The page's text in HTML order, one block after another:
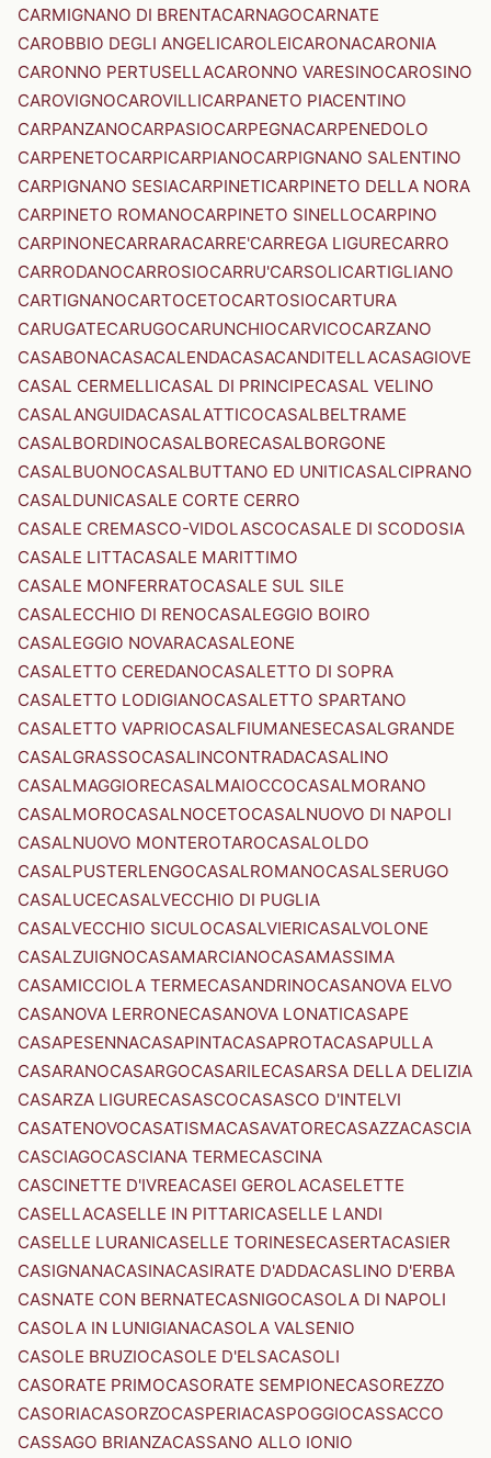
CARMIGNANO DI BRENTACARNAGOCARNATE
CAROBBIO DEGLI ANGELICAROLEICARONACARONIA
CARONNO PERTUSELLACARONNO VARESINOCAROSINO
CAROVIGNOCAROVILLICARPANETO PIACENTINO
CARPANZANOCARPASIOCARPEGNACARPENEDOLO
CARPENETOCARPICARPIANOCARPIGNANO SALENTINO
CARPIGNANO SESIACARPINETICARPINETO DELLA NORA
CARPINETO ROMANOCARPINETO SINELLOCARPINO
CARPINONECARRARACARRE'CARREGA LIGURECARRO
CARRODANOCARROSIOCARRU'CARSOLICARTIGLIANO
CARTIGNANOCARTOCETOCARTOSIOCARTURA
CARUGATECARUGOCARUNCHIOCARVICOCARZANO
CASABONACASACALENDACASACANDITELLACASAGIOVE
CASAL CERMELLICASAL DI PRINCIPECASAL VELINO
CASALANGUIDACASALATTICOCASALBELTRAME
CASALBORDINOCASALBORECASALBORGONE
CASALBUONOCASALBUTTANO ED UNITICASALCIPRANO
CASALDUNICASALE CORTE CERRO
CASALE CREMASCO-VIDOLASCOCASALE DI SCODOSIA
CASALE LITTACASALE MARITTIMO
CASALE MONFERRATOCASALE SUL SILE
CASALECCHIO DI RENOCASALEGGIO BOIRO
CASALEGGIO NOVARACASALEONE
CASALETTO CEREDANOCASALETTO DI SOPRA
CASALETTO LODIGIANOCASALETTO SPARTANO
CASALETTO VAPRIOCASALFIUMANESECASALGRANDE
CASALGRASSOCASALINCONTRADACASALINO
CASALMAGGIORECASALMAIOCCOCASALMORANO
CASALMOROCASALNOCETOCASALNUOVO DI NAPOLI
CASALNUOVO MONTEROTAROCASALOLDO
CASALPUSTERLENGOCASALROMANOCASALSERUGO
CASALUCECASALVECCHIO DI PUGLIA
CASALVECCHIO SICULOCASALVIERICASALVOLONE
CASALZUIGNOCASAMARCIANOCASAMASSIMA
CASAMICCIOLA TERMECASANDRINOCASANOVA ELVO
CASANOVA LERRONECASANOVA LONATICASAPE
CASAPESENNACASAPINTACASAPROTACASAPULLA
CASARANOCASARGOCASARILECASARSA DELLA DELIZIA
CASARZA LIGURECASASCOCASASCO D'INTELVI
CASATENOVOCASATISMACASAVATORECASAZZACASCIA
CASCIAGOCASCIANA TERMECASCINA
CASCINETTE D'IVREACASEI GEROLACASELETTE
CASELLACASELLE IN PITTARICASELLE LANDI
CASELLE LURANICASELLE TORINESECASERTACASIER
CASIGNANACASINACASIRATE D'ADDACASLINO D'ERBA
CASNATE CON BERNATECASNIGOCASOLA DI NAPOLI
CASOLA IN LUNIGIANACASOLA VALSENIO
CASOLE BRUZIOCASOLE D'ELSACASOLI
CASORATE PRIMOCASORATE SEMPIONECASOREZZO
CASORIACASORZOCASPERIACASPOGGIOCASSACCO
CASSAGO BRIANZACASSANO ALLO IONIO